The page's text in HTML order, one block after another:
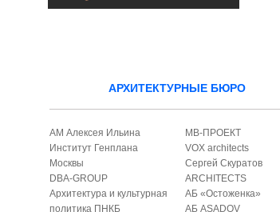
АРХИТЕКТУРНЫЕ БЮРО
АМ Алексея Ильина
Институт Генплана
Москвы
DBA-GROUP
Архитектура и культурная
политика ПНКБ
МВ-ПРОЕКТ
VOX architects
Сергей Скуратов
ARCHITECTS
АБ «Остоженка»
АБ ASADOV